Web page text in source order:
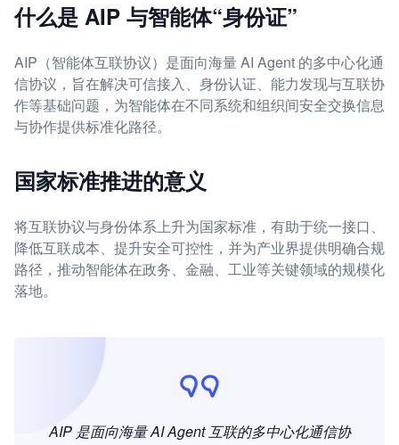
什么是 AIP 与智能体“身份证”
AIP（智能体互联协议）是面向海量 AI Agent 的多中心化通
信协议，旨在解决可信接入、身份认证、能力发现与互联协
作等基础问题，为智能体在不同系统和组织间安全交换信息
与协作提供标准化路径。
国家标准推进的意义
将互联协议与身份体系上升为国家标准，有助于统一接口、
降低互联成本、提升安全可控性，并为产业界提供明确合规
路径，推动智能体在政务、金融、工业等关键领域的规模化
落地。
AIP 是面向海量 AI Agent 互联的多中心化通信协